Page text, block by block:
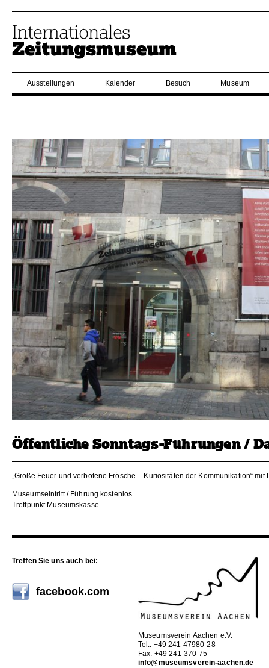
Ausstellungen Kalender Besuch Museum
Öffentliche Sonntags-Führungen /
„Große Feuer und verbotene Frösche – Kuriositäten der Kommunikation“ mit
Museumseintritt / Führung kostenlos
Treffpunkt Museumskasse
Treffen Sie uns auch bei:
facebook.com
Museumsverein Aachen e.V.
Tel.: +49 241 47980-28
Fax: +49 241 370-75
info@museumsverein-aachen.de